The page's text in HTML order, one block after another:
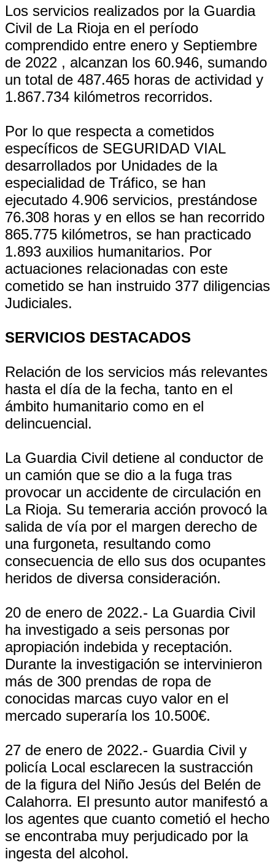
Los servicios realizados por la Guardia
Civil de La Rioja en el período
comprendido entre enero y Septiembre
de 2022 , alcanzan los 60.946, sumando
un total de 487.465 horas de actividad y
1.867.734 kilómetros recorridos.
Por lo que respecta a cometidos
específicos de SEGURIDAD VIAL
desarrollados por Unidades de la
especialidad de Tráfico, se han
ejecutado 4.906 servicios, prestándose
76.308 horas y en ellos se han recorrido
865.775 kilómetros, se han practicado
1.893 auxilios humanitarios. Por
actuaciones relacionadas con este
cometido se han instruido 377 diligencias
Judiciales.
SERVICIOS DESTACADOS
Relación de los servicios más relevantes
hasta el día de la fecha, tanto en el
ámbito humanitario como en el
delincuencial.
La Guardia Civil detiene al conductor de
un camión que se dio a la fuga tras
provocar un accidente de circulación en
La Rioja. Su temeraria acción provocó la
salida de vía por el margen derecho de
una furgoneta, resultando como
consecuencia de ello sus dos ocupantes
heridos de diversa consideración.
20 de enero de 2022.- La Guardia Civil
ha investigado a seis personas por
apropiación indebida y receptación.
Durante la investigación se intervinieron
más de 300 prendas de ropa de
conocidas marcas cuyo valor en el
mercado superaría los 10.500€.
27 de enero de 2022.- Guardia Civil y
policía Local esclarecen la sustracción
de la figura del Niño Jesús del Belén de
Calahorra. El presunto autor manifestó a
los agentes que cuanto cometió el hecho
se encontraba muy perjudicado por la
ingesta del alcohol.